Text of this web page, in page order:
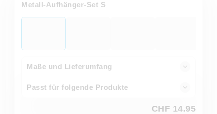
Metall-Aufhänger-Set S
Maße und Lieferumfang
Passt für folgende Produkte
CHF 14.95